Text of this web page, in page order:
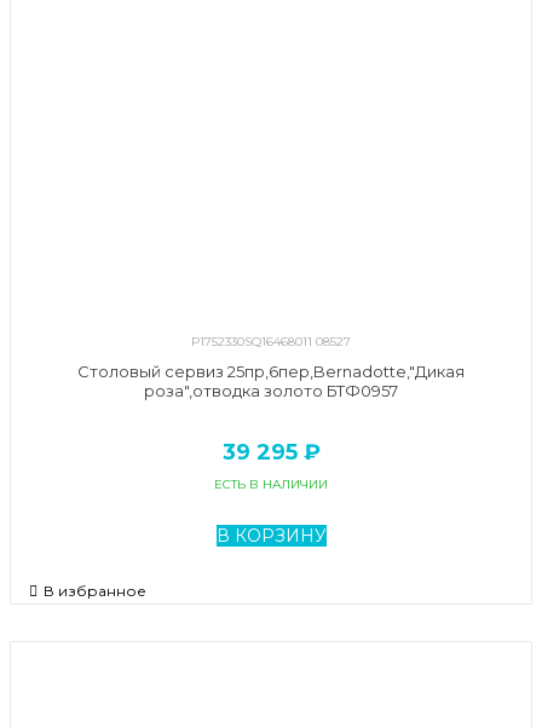
P1752330SQ16468011 08527
Столовый сервиз 25пр,6пер,Bernadotte,"Дикая
роза",отводка золото БТФ0957
39 295 ₽
ЕСТЬ В НАЛИЧИИ
В КОРЗИНУ
В избранное